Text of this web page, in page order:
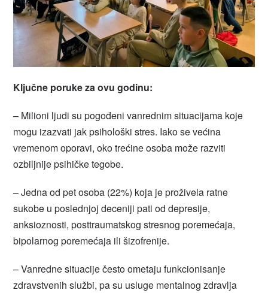
Ključne poruke za ovu godinu:
– Milioni ljudi su pogođeni vanrednim situacijama koje
mogu izazvati jak psihološki stres. Iako se većina
vremenom oporavi, oko trećine osoba može razviti
ozbiljnije psihičke tegobe.
– Jedna od pet osoba (22%) koja je proživela ratne
sukobe u poslednjoj deceniji pati od depresije,
anksioznosti, posttraumatskog stresnog poremećaja,
bipolarnog poremećaja ili šizofrenije.
– Vanredne situacije često ometaju funkcionisanje
zdravstvenih službi, pa su usluge mentalnog zdravlja